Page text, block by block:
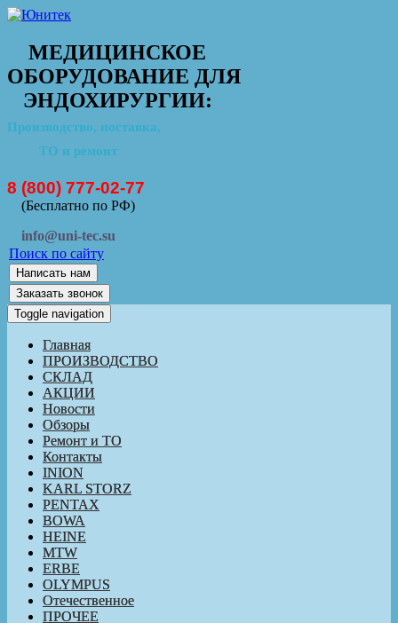
МЕДИЦИНСКОЕ
ОБОРУДОВАНИЕ ДЛЯ
ЭНДОХИРУРГИИ:
Производство, поставка,
ТО и ремонт
8 (800) 777-02-77
(Бесплатно по РФ)
info@uni-tec.su
Поиск по сайту
Написать нам
Заказать звонок
Toggle navigation
Главная
ПРОИЗВОДСТВО
СКЛАД
АКЦИИ
Новости
Обзоры
Ремонт и ТО
Контакты
INION
KARL STORZ
PENTAX
BOWA
HEINE
MTW
ERBE
OLYMPUS
Отечественное
ПРОЧЕЕ